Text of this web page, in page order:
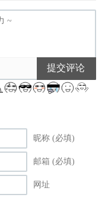
提交评论
昵称 (必填)
邮箱 (必填)
网址